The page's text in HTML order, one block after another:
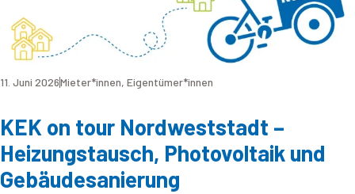
KEK on tour Nordweststadt –
Heizungstausch, Photovoltaik und
Gebäudesanierung
11. Juni 2026Mieter*innen, Eigentümer*innen